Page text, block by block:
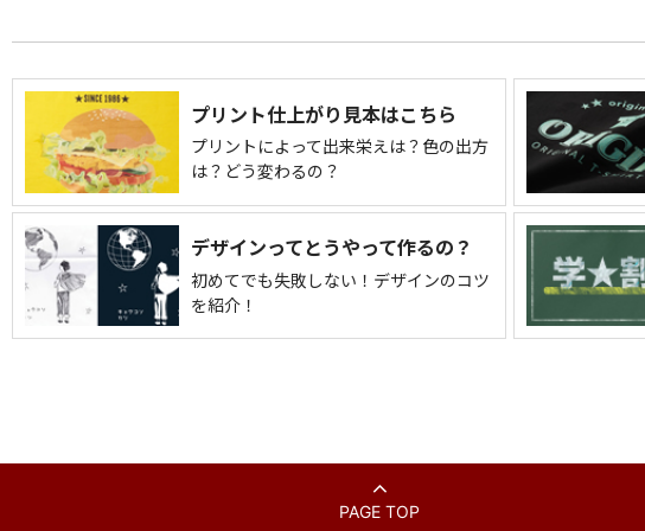
プリント仕上がり見本はこちら
プリントによって出来栄えは？色の出方
は？どう変わるの？
デザインってとうやって作るの？
初めてでも失敗しない！デザインのコツ
を紹介！
PAGE TOP